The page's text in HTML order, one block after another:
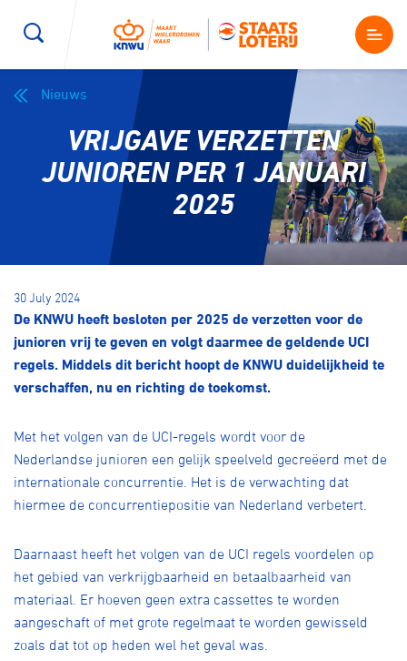
Kenniscentrum
Shop
Producten en diensten
Contact
Nieuws
VRIJGAVE VERZETTEN
JUNIOREN PER 1 JANUARI
2025
30 July 2024
De KNWU heeft besloten per 2025 de verzetten voor de
junioren vrij te geven en volgt daarmee de geldende UCI
regels. Middels dit bericht hoopt de KNWU duidelijkheid te
verschaffen, nu en richting de toekomst.
Met het volgen van de UCI-regels wordt voor de
Nederlandse junioren een gelijk speelveld gecreëerd met de
internationale concurrentie. Het is de verwachting dat
hiermee de concurrentiepositie van Nederland verbetert.
Daarnaast heeft het volgen van de UCI regels voordelen op
het gebied van verkrijgbaarheid en betaalbaarheid van
materiaal. Er hoeven geen extra cassettes te worden
aangeschaft of met grote regelmaat te worden gewisseld
zoals dat tot op heden wel het geval was.
Wegwielrennen Mountainbiken
E-Racing
Kunstwielrijden ID-Cycling
BMX freestyle
Veldrijden Biketrial
Pumptrack Fixed gear